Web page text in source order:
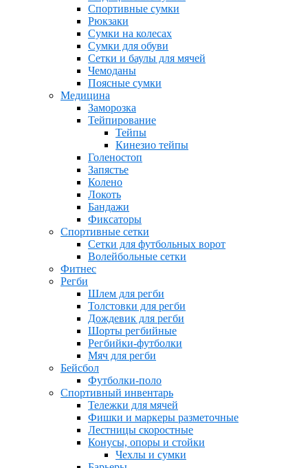
Спортивные сумки
Рюкзаки
Сумки на колесах
Сумки для обуви
Сетки и баулы для мячей
Чемоданы
Поясные сумки
Медицина
Заморозка
Тейпирование
Тейпы
Кинезио тейпы
Голеностоп
Запястье
Колено
Локоть
Бандажи
Фиксаторы
Спортивные сетки
Сетки для футбольных ворот
Волейбольные сетки
Фитнес
Регби
Шлем для регби
Толстовки для регби
Дождевик для регби
Шорты регбийные
Регбийки-футболки
Мяч для регби
Бейсбол
Футболки-поло
Спортивный инвентарь
Тележки для мячей
Фишки и маркеры разметочные
Лестницы скоростные
Конусы, опоры и стойки
Чехлы и сумки